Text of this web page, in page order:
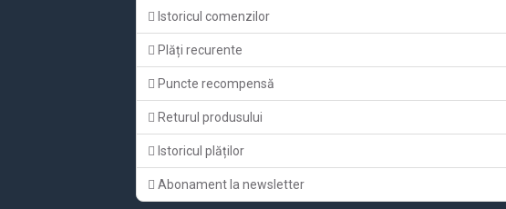
Istoricul comenzilor
Plăți recurente
Puncte recompensă
Returul produsului
Istoricul plăților
Abonament la newsletter